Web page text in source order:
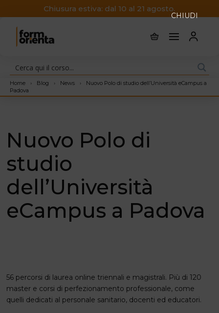
Chiusura estiva: dal 10 al 21 agosto.
Home › Blog › News ›
Nuovo Polo di studio dell’Università eCampus a
Padova
Nuovo Polo di
studio
dell’Università
eCampus a Padova
56 percorsi di laurea online triennali e magistrali. Più di 120
master e corsi di perfezionamento professionale, come
quelli dedicati al personale sanitario, docenti ed educatori.
CHIUDI